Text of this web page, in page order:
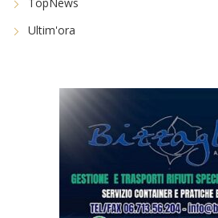
TopNews
Ultim'ora